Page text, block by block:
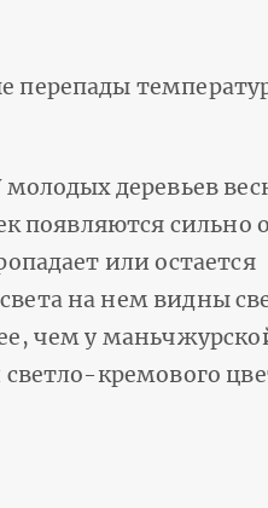
деревьев
появляются сильно
или остается
на нем видны
чем у
кремового